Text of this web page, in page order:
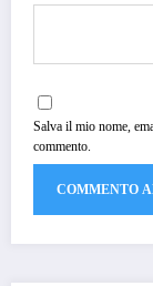
Salva il mio nome,
commento.